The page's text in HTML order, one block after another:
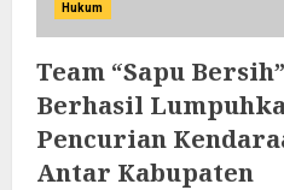
Hukum
Team “Sapu
Berhasil
Pencurian
Antar Kabupaten